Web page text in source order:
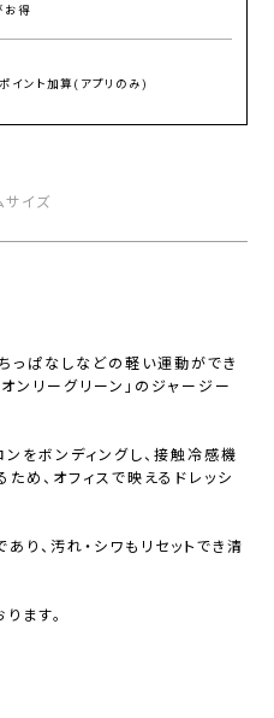
お得
イント加算(アプリのみ)
サイズ
っぱなしなどの軽い運動ができ
ンリーグリーン」のジャージー
をボンディングし、接触冷感機
め、オフィスで映えるドレッシ
り、汚れ・シワもリセットでき清
ます。